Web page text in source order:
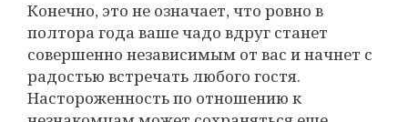
Конечно, это не означает, что ровно в
полтора года ваше чадо вдруг станет
совершенно независимым от вас и начнет с
радостью встречать любого гостя.
Настороженность по отношению к